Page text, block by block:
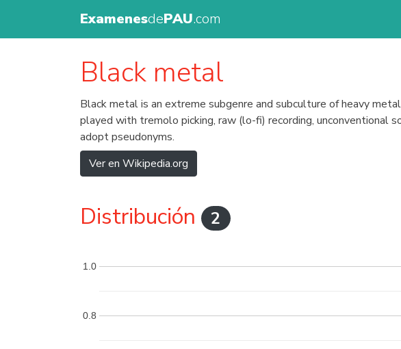
ExamenesdePAU.com
Black metal
Black metal is an extreme subgenre and subculture of heavy
played with tremolo picking, raw (lo-fi) recording, unconventional
adopt pseudonyms.
Ver en Wikipedia.org
Distribución 2
0.8
1.0